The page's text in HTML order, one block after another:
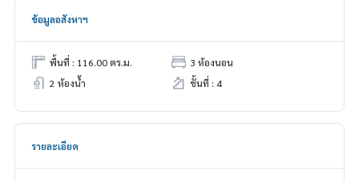
ข้อมูลอสังหาฯ
พื้นที่ : 116.00 ตร.ม.
3 ห้องนอน
2 ห้องน้ำ
ชั้นที่ : 4
รายละเอียด